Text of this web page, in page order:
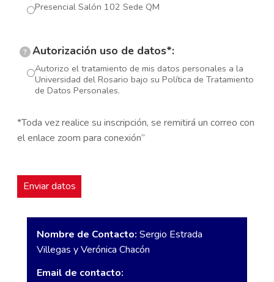
Presencial Salón 102 Sede QM
? Autorización uso de datos*:
Autorizo el tratamiento de mis datos personales a la
Universidad del Rosario bajo su Política de Tratamiento
de Datos Personales.
*Toda vez realice su inscripción, se remitirá un correo con
el enlace zoom para conexión”
Nombre de Contacto: Sergio Estrada
Villegas y Verónica Chacón
Email de contacto: